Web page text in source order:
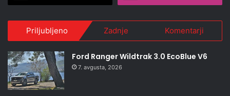
Priljubljeno Zadnje Komentarji
Ford Ranger Wildtrak 3.0 EcoBlue V6
7. avgusta, 2026